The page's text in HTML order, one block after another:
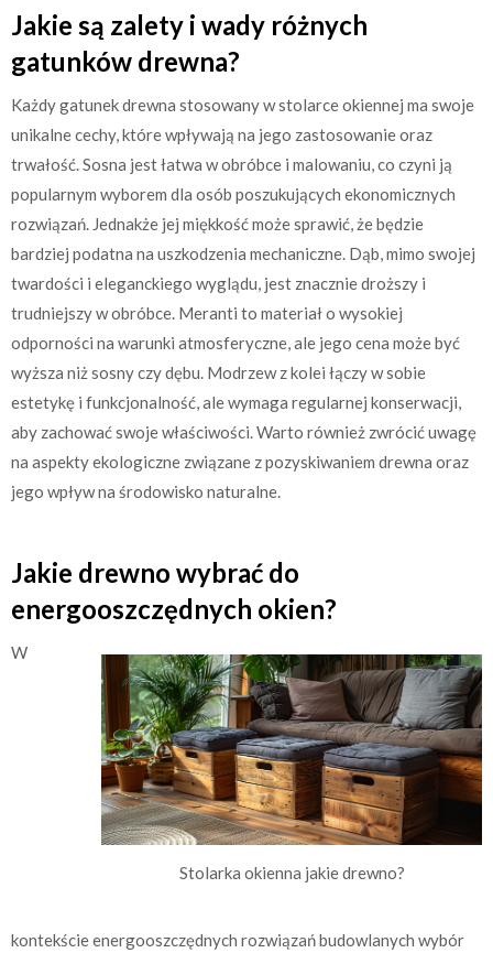
Jakie są zalety i wady różnych
gatunków drewna?
Każdy gatunek drewna stosowany w stolarce okiennej ma swoje
unikalne cechy, które wpływają na jego zastosowanie oraz
trwałość. Sosna jest łatwa w obróbce i malowaniu, co czyni ją
popularnym wyborem dla osób poszukujących ekonomicznych
rozwiązań. Jednakże jej miękkość może sprawić, że będzie
bardziej podatna na uszkodzenia mechaniczne. Dąb, mimo swojej
twardości i eleganckiego wyglądu, jest znacznie droższy i
trudniejszy w obróbce. Meranti to materiał o wysokiej
odporności na warunki atmosferyczne, ale jego cena może być
wyższa niż sosny czy dębu. Modrzew z kolei łączy w sobie
estetykę i funkcjonalność, ale wymaga regularnej konserwacji,
aby zachować swoje właściwości. Warto również zwrócić uwagę
na aspekty ekologiczne związane z pozyskiwaniem drewna oraz
jego wpływ na środowisko naturalne.
Jakie drewno wybrać do
energooszczędnych okien?
Stolarka okienna jakie drewno?
W
kontekście energooszczędnych rozwiązań budowlanych wybór